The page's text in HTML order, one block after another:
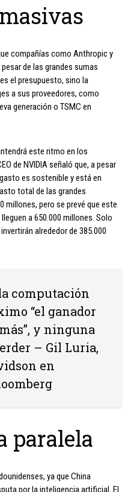
compañías como Anthropic y
de las grandes sumas
el presupuesto, sino la
a sus proveedores, como
generación o TSMC en
este ritmo en los
de NVIDIA señaló que, a pesar
es sostenible y está en
total de las grandes
pero se prevé que este
a 650.000 millones. Solo
alrededor de 385.000
computación
“el ganador
y ninguna
– Gil Luria,
en
paralela
ya que China
por la inteligencia artificial. El